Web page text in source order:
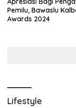
Pemilu, Bawaslu
Awards 2024
Lifestyle